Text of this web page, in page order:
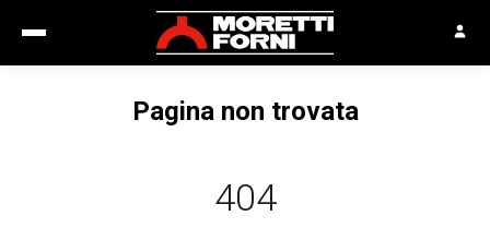
Pagina non trovata
404